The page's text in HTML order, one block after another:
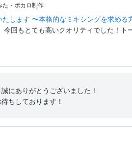
た・ボカロ制作
します 〜本格的なミキシングを求める
回もとても高いクオリティでした！ト
にありがとうございました！
ちしております！